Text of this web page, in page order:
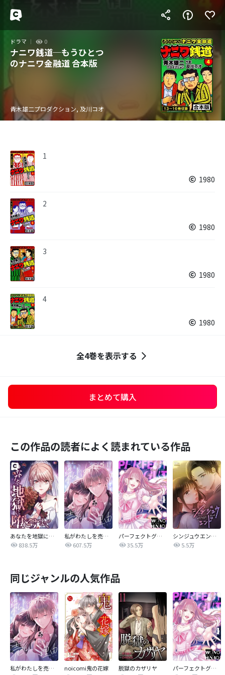
ドラマ 0
ナニワ銭道─もうひとつ
のナニワ金融道 合本版
青木雄二プロダクション, 及川コオ
1
1980
2
1980
3
1980
4
1980
全4巻を表示する
まとめて購入
この作品の読者によく読まれている作品
あなたを地獄に堕とすまで
838.5万
私がわたしを売る理由
607.5万
パーフェクトグリッター
35.5万
シンジュウエンド【タテヨミ】
5.5万
同じジャンルの人気作品
私がわたしを売る理由
noicomi鬼の花嫁
脱獄のカザリヤ
パーフェクトグリッター